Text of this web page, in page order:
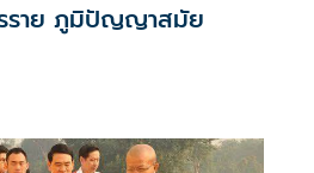
รราย ภูมิปัญญาสมัย